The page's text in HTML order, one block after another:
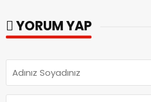
başladı.
YORUM YAP